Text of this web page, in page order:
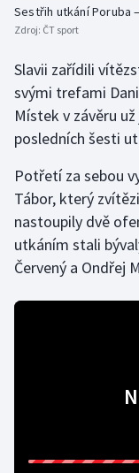
Parasport
Plážový volejbal
Ragby
Rychlobruslení
Rychlostní
Short track
Sestřih utkání Poruba
Zdroj: ČT sport
Slavii zařídili
svými trefami
Místek v závěru
posledních šesti
Potřetí za sebou
Tábor, který
nastoupily dvě
utkáním stali
Červený a Ondřej